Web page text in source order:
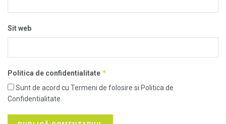
Sit web
Politica de confidentialitate *
Sunt de acord cu Termeni de folosire si Politica de
Confidentialitate.